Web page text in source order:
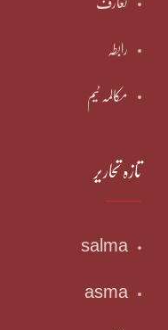
تعارف
رابطہ
مکالمہ ٹیم
تازہ تحاریر
salma
asma